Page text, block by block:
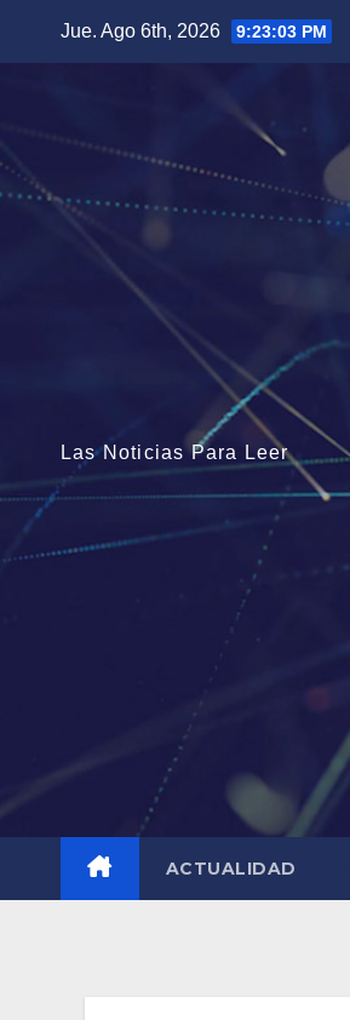
Jue. Ago 6th, 2026 9:23:04 PM
Las Noticias Para Leer
ACTUALIDAD